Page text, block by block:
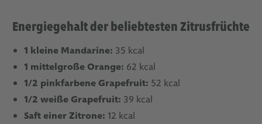
Energiegehalt der beliebtesten Zitrusfrüchte
1 kleine Mandarine: 35 kcal
1 mittelgroße Orange: 62 kcal
1/2 pinkfarbene Grapefruit: 52 kcal
1/2 weiße Grapefruit: 39 kcal
Saft einer Zitrone: 12 kcal